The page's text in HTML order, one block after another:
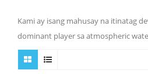
Kami ay isang mahusay na itinatag
dominant player sa atmospheric